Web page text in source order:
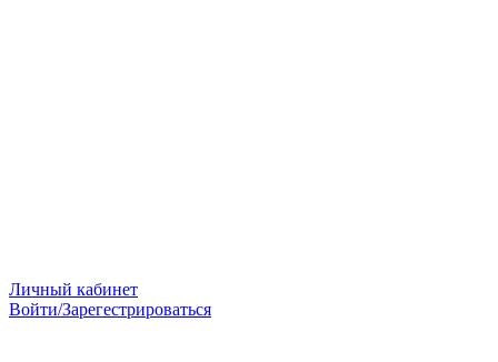
Личный кабинет
Войти/Зарегестрироваться